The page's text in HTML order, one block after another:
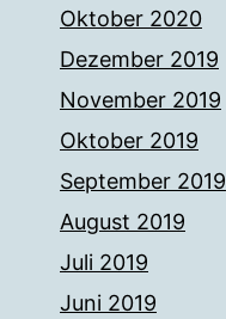
Oktober 2020
Dezember 2019
November 2019
Oktober 2019
September 2019
August 2019
Juli 2019
Juni 2019